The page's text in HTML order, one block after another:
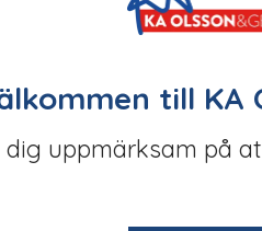
och ytor med nitar. Kan
till KA
uppmärksam på